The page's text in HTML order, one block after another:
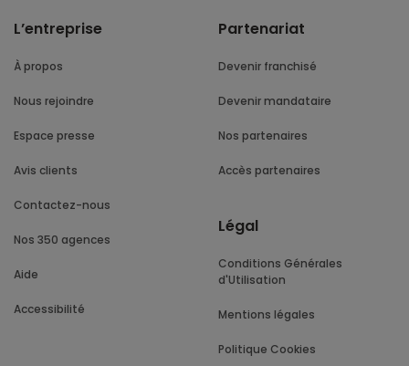
L’entreprise
À propos
Nous rejoindre
Espace presse
Avis clients
Contactez-nous
Nos 350 agences
Aide
Accessibilité
Partenariat
Devenir franchisé
Devenir mandataire
Nos partenaires
Accès partenaires
Légal
Conditions Générales
d'Utilisation
Mentions légales
Politique Cookies